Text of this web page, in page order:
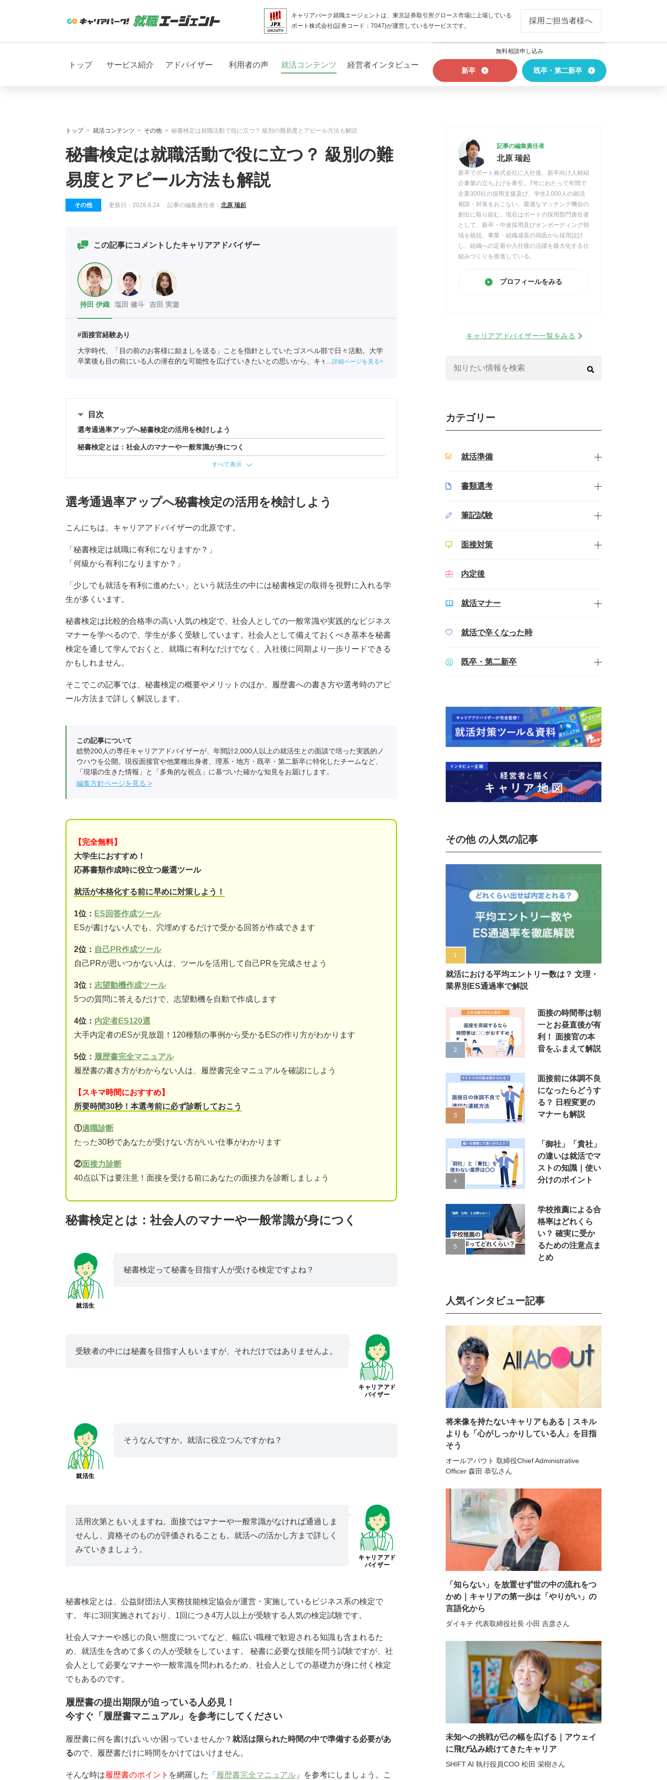
キャリアパーク就職エージェントは、東京証券取引所グロース市場に上場している
ポート株式会社(証券コード：7047)が運営しているサービスです。
採用ご担当者様へ
トップ サービス紹介 アドバイザー 利用者の声 就活コンテンツ 経営者インタビュー
無料相談申し込み
新卒 既卒・第二新卒
トップ 就活コンテンツ その他 秘書検定は就職活動で役に立つ？ 級別の難易度とアピール方法も解説
秘書検定は就職活動で役に立つ？ 級別の難
易度とアピール方法も解説
その他 更新日： 2026.6.24 記事の編集責任者： 北原 瑞起
この記事にコメントしたキャリアアドバイザー
持田 伊織 塩田 健斗 吉田 実遊
#面接官経験あり
大学時代、「目の前のお客様に励ましを送る」ことを指針としていたゴスペル部で日々活動。大学
卒業後も目の前にいる人の潜在的な可能性を広げていきたいとの思いから、キャリア領域を事業の
詳細ページを見る
目次
選考通過率アップへ秘書検定の活用を検討しよう
秘書検定とは：社会人のマナーや一般常識が身につく
すべて表示
選考通過率アップへ秘書検定の活用を検討しよう
こんにちは。キャリアアドバイザーの北原です。
「秘書検定は就職に有利になりますか？」
「何級から有利になりますか？」
「少しでも就活を有利に進めたい」という就活生の中には秘書検定の取得を視野に入れる学
生が多くいます。
秘書検定は比較的合格率の高い人気の検定で、社会人としての一般常識や実践的なビジネス
マナーを学べるので、学生が多く受験しています。社会人として備えておくべき基本を秘書
検定を通して学んでおくと、就職に有利なだけでなく、入社後に同期より一歩リードできる
かもしれません。
そこでこの記事では、秘書検定の概要やメリットのほか、履歴書への書き方や選考時のアピ
ール方法まで詳しく解説します。
この記事について
総勢200人の専任キャリアアドバイザーが、年間計2,000人以上の就活生との面談で培った実践的ノ
ウハウを公開。現役面接官や他業種出身者、理系・地方・既卒・第二新卒に特化したチームなど、
「現場の生きた情報」と「多角的な視点」に基づいた確かな知見をお届けします。
編集方針ページを見る
【完全無料】
大学生におすすめ！
応募書類作成時に役立つ厳選ツール
就活が本格化する前に早めに対策しよう！
1位： ES回答作成ツール
ESが書けない人でも、穴埋めするだけで受かる回答が作成できます
2位： 自己PR作成ツール
自己PRが思いつかない人は、ツールを活用して自己PRを完成させよう
3位： 志望動機作成ツール
5つの質問に答えるだけで、志望動機を自動で作成します
4位： 内定者ES120選
大手内定者のESが見放題！120種類の事例から受かるESの作り方がわかります
5位： 履歴書完全マニュアル
履歴書の書き方がわからない人は、履歴書完全マニュアルを確認にしよう
【スキマ時間におすすめ】
所要時間30秒！本選考前に必ず診断しておこう
①適職診断
たった30秒であなたが受けない方がいい仕事がわかります
②面接力診断
40点以下は要注意！面接を受ける前にあなたの面接力を診断しましょう
秘書検定とは：社会人のマナーや一般常識が身につく
就活生
秘書検定って秘書を目指す人が受ける検定ですよね？
キャリアアド
バイザー
受験者の中には秘書を目指す人もいますが、それだけではありませんよ。
就活生
そうなんですか。就活に役立つんですかね？
キャリアアド
バイザー
活用次第ともいえますね。面接ではマナーや一般常識がなければ通過しま
せんし、資格そのものが評価されることも。就活への活かし方まで詳しく
みていきましょう。
秘書検定とは、公益財団法人実務技能検定協会が運営・実施しているビジネス系の検定で
す。 年に3回実施されており、1回につき4万人以上が受験する人気の検定試験です。
社会人マナーや感じの良い態度についてなど、幅広い職種で歓迎される知識も含まれるた
め、就活生を含めて多くの人が受験をしています。 秘書に必要な技能を問う試験ですが、社
会人として必要なマナーや一般常識を問われるため、社会人としての基礎力が身に付く検定
でもあるのです。
履歴書の提出期限が迫っている人必見！
今すぐ「履歴書マニュアル」を参考にしてください
履歴書に何を書けばいいか困っていませんか？ 就活は限られた時間の中で準備する必要があ
るので、履歴書だけに時間をかけてはいけません。
そんな時は履歴書のポイント を網羅した 「 履歴書完全マニュアル 」を参考にしましょう。こ
記事の編集責任者
北原 瑞起
新卒でポート株式会社に入社後、新卒向け人材紹
介事業の立ち上げを牽引。7年にわたって年間で
企業300社の採用支援及び、学生2,000人の就活
相談・対策をおこない、最適なマッチング機会の
創出に取り組む。現在はポートの採用部門責任者
として、新卒・中途採用及びオンボーディング領
域を統括。事業・組織成長の両面から採用設計
し、組織への定着や入社後の活躍を最大化する仕
組みづくりを推進している。
プロフィールをみる
キャリアアドバイザー一覧をみる
カテゴリー
就活準備
書類選考
筆記試験
面接対策
内定後
就活マナー
就活で辛くなった時
既卒・第二新卒
その他 の人気の記事
就活における平均エントリー数は？ 文理・
業界別ES通過率で解説
面接の時間帯は朝
一とお昼直後が有
利！ 面接官の本
音をふまえて解説
面接前に体調不良
になったらどうす
る？ 日程変更の
マナーも解説
「御社」「貴社」
の違いは就活でマ
ストの知識｜使い
分けのポイント
学校推薦による合
格率はどれくら
い？ 確実に受か
るための注意点ま
とめ
人気インタビュー記事
将来像を持たないキャリアもある｜スキル
よりも「心がしっかりしている人」を目指
そう
オールアバウト 取締役Chief Administrative
Officer 森田 恭弘さん
「知らない」を放置せず世の中の流れをつ
かめ｜キャリアの第一歩は「やりがい」の
言語化から
ダイキチ 代表取締役社長 小田 吉彦さん
未知への挑戦が己の幅を広げる｜アウェイ
に飛び込み続けてきたキャリア
SHIFT AI 執行役員COO 松田 栄樹さん